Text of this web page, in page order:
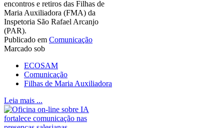
encontros e retiros das Filhas de
Maria Auxiliadora (FMA) da
Inspetoria São Rafael Arcanjo
(PAR).
Publicado em Comunicação
Marcado sob
ECOSAM
Comunicação
Filhas de Maria Auxiliadora
Leia mais ...